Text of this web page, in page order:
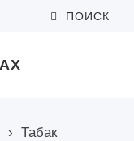
ПОИСК
› Табак